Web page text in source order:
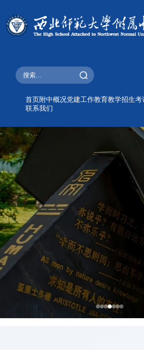
首页 附中概况党建工作教育教学招生考
联系我们